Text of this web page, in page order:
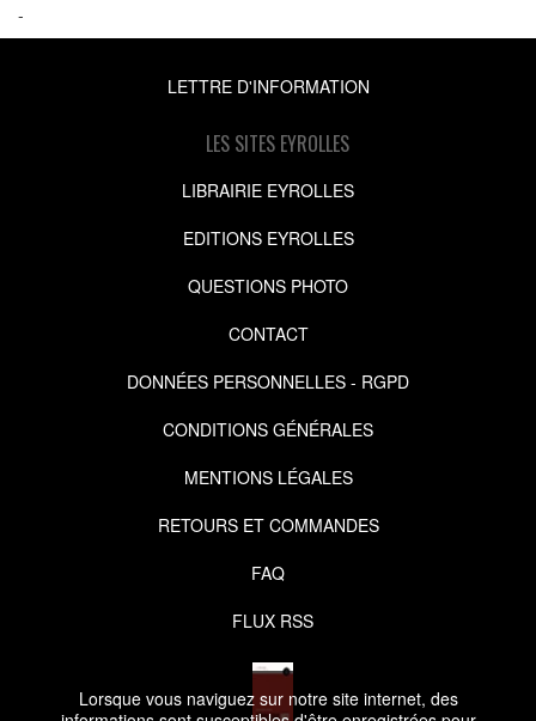
Lorsque vous naviguez sur notre site internet, des
-
LETTRE D'INFORMATION
LES SITES EYROLLES
LIBRAIRIE EYROLLES
EDITIONS EYROLLES
QUESTIONS PHOTO
CONTACT
DONNÉES PERSONNELLES - RGPD
CONDITIONS GÉNÉRALES
MENTIONS LÉGALES
RETOURS ET COMMANDES
FAQ
FLUX RSS